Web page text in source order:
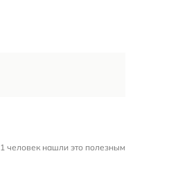
1 человек нашли это полезным